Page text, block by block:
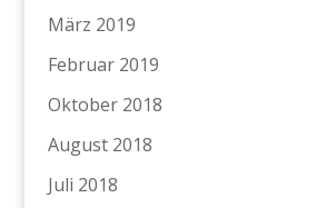
März 2019
Februar 2019
Oktober 2018
August 2018
Juli 2018